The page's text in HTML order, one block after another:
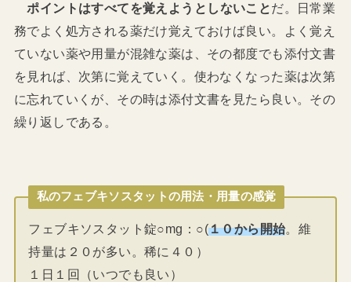
ポイントはすべてを覚えようとしないことだ。日常業
務でよく処方される薬だけ覚えておけば良い。よく覚え
ていない薬や用量が混雑な薬は、その都度でも添付文書
を見れば、次第に覚えていく。使わなくなった薬は次第
に忘れていくが、その時は添付文書を見たら良い。その
繰り返しである。
私のフェブキソスタットの用法・用量の感覚
フェブキソスタット錠○mg：○(１０から開始。維
持量は２０が多い。稀に４０）
１日１回（いつでも良い）